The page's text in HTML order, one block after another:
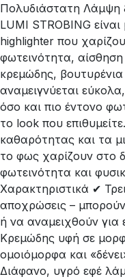
Πολυδιάστατη Λάμψη
LUMI STROBING
highlighter που
φωτεινότητα,
κρεμώδης,
αναμειγνύεται
όσο και πιο έντονο
το look που
καθαρότητας και τα
το φως χαρίζουν στο
φωτεινότητα και
Χαρακτηριστικά ✔
αποχρώσεις –
ή να αναμειχθούν για
Κρεμώδης υφή σε
ομοιόμορφα και
Διάφανο, υγρό εφέ